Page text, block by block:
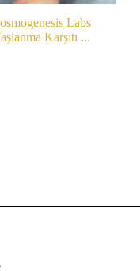
Labs
Karşıtı ...